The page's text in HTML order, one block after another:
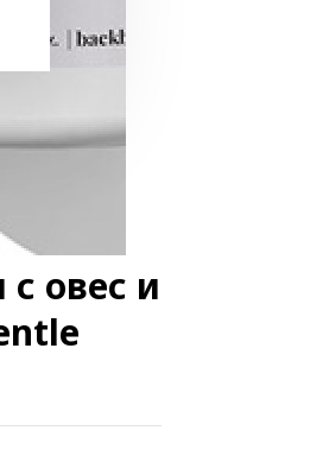
овес и